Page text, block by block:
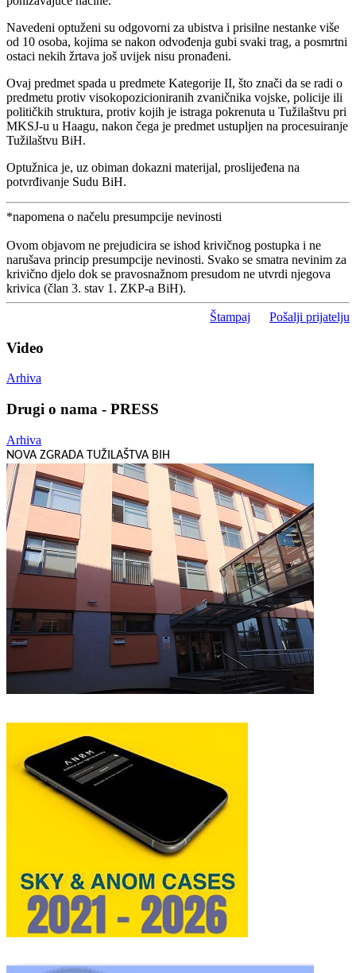
Navedeni optuženi su odgovorni za ubistva i prisilne nestanke više
od 10 osoba, kojima se nakon odvođenja gubi svaki trag, a posmrtni
ostaci nekih žrtava još uvijek nisu pronađeni.
Ovaj predmet spada u predmete Kategorije II, što znači da se radi o
predmetu protiv visokopozicioniranih zvaničnika vojske, policije ili
političkih struktura, protiv kojih je istraga pokrenuta u Tužilaštvu pri
MKSJ-u u Haagu, nakon čega je predmet ustupljen na procesuiranje
Tužilaštvu BiH.
Optužnica je, uz obiman dokazni materijal, proslijeđena na
potvrđivanje Sudu BiH.
*napomena o načelu presumpcije nevinosti
Ovom objavom ne prejudicira se ishod krivičnog postupka i ne
narušava princip presumpcije nevinosti. Svako se smatra nevinim za
krivično djelo dok se pravosnažnom presudom ne utvrdi njegova
krivica (član 3. stav 1. ZKP-a BiH).
Štampaj Pošalji prijatelju
Video
Arhiva
Drugi o nama - PRESS
Arhiva
NOVA ZGRADA TUŽILAŠTVA BIH